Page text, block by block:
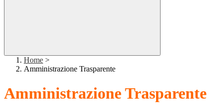
Home >
Amministrazione Trasparente
Amministrazione Trasparente